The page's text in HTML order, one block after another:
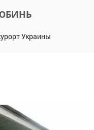
Украины